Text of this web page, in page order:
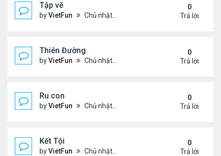
Tập vẽ
byVietFun Chủ nhật Tháng 4 03, 2022 8:25 pm
0
Trả lời
Thiên Đường
byVietFun Chủ nhật Tháng 4 03, 2022 8:24 pm
0
Trả lời
Ru con
byVietFun Chủ nhật Tháng 4 03, 2022 8:23 pm
0
Trả lời
Kết Tội
byVietFun Chủ nhật Tháng 4 03, 2022 8:20 pm
0
Trả lời